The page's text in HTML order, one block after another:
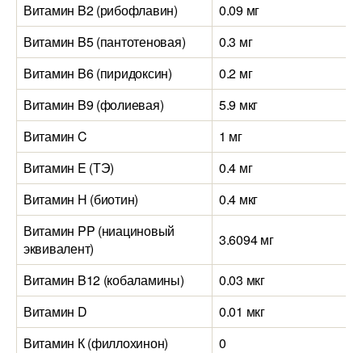
Витамин B2 (рибофлавин)
0.09 мг
Витамин B5 (пантотеновая)
0.3 мг
Витамин B6 (пиридоксин)
0.2 мг
Витамин B9 (фолиевая)
5.9 мкг
Витамин C
1 мг
Витамин E (ТЭ)
0.4 мг
Витамин H (биотин)
0.4 мкг
Витамин PP (ниациновый
эквивалент)
3.6094 мг
Витамин B12 (кобаламины)
0.03 мкг
Витамин D
0.01 мкг
Витамин К (филлохинон)
0